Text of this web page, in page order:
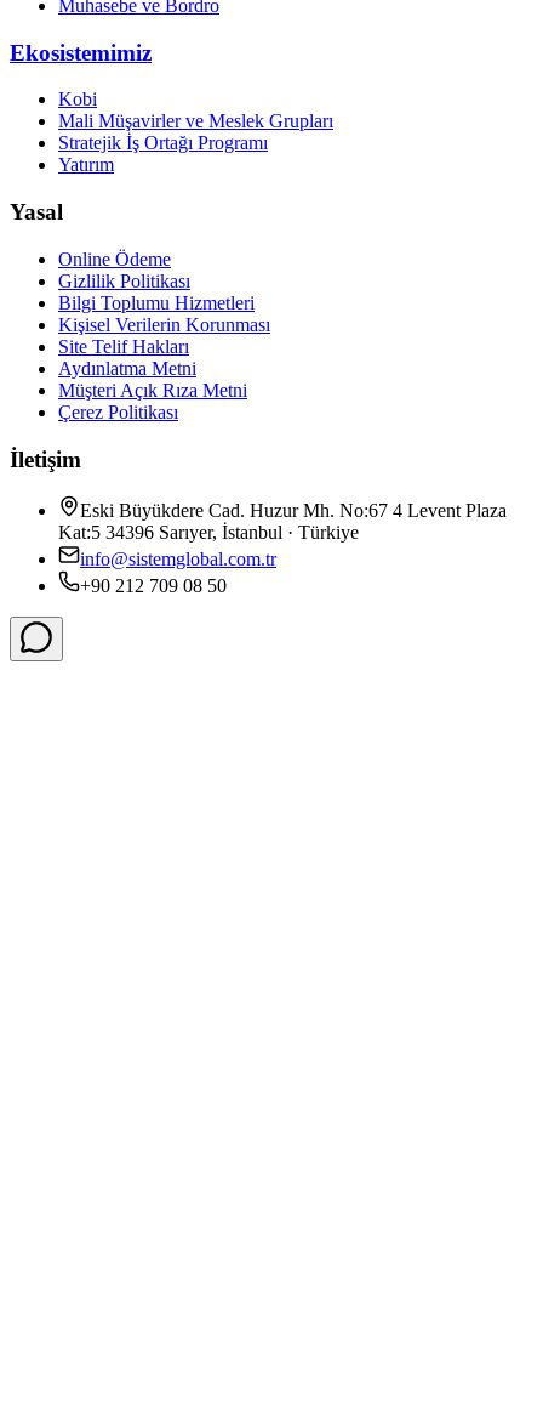
Muhasebe ve Bordro
Ekosistemimiz
Kobi
Mali Müşavirler ve Meslek Grupları
Stratejik İş Ortağı Programı
Yatırım
Yasal
Online Ödeme
Gizlilik Politikası
Bilgi Toplumu Hizmetleri
Kişisel Verilerin Korunması
Site Telif Hakları
Aydınlatma Metni
Müşteri Açık Rıza Metni
Çerez Politikası
İletişim
Eski Büyükdere Cad. Huzur Mh. No:67 4 Levent Plaza
Kat:5 34396 Sarıyer, İstanbul · Türkiye
info@sistemglobal.com.tr
+90 212 709 08 50